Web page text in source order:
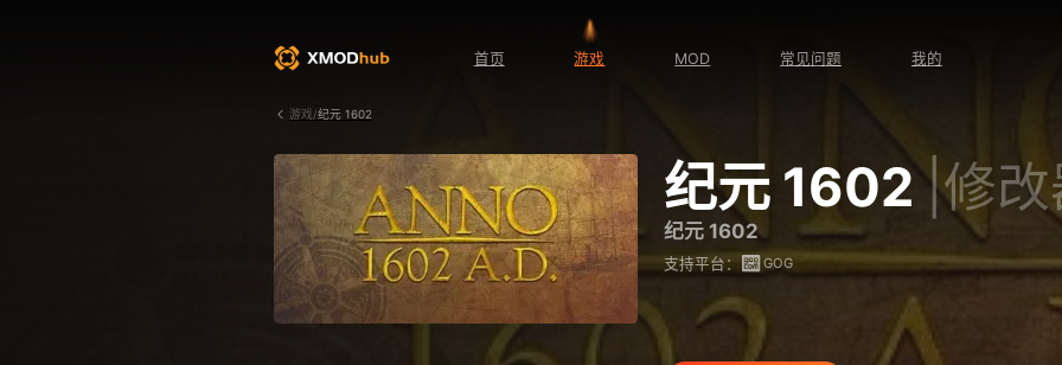
首页 游戏 MOD 常见问题 我的
游戏/纪元 1602
纪元 1602 |修
纪元 1602
支持平台： GOG